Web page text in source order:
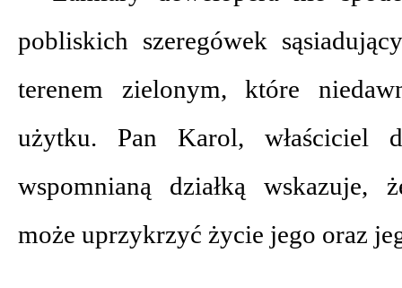
pobliskich szeregówek
terenem zielonym, które
użytku. Pan Karol, właściciel
wspomnianą działką wskazuje,
może uprzykrzyć życie jego oraz